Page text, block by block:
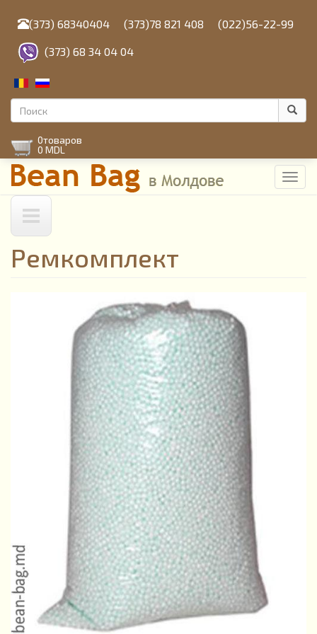
содержанию
(373) 68340404 (373)78 821 408 (022)56-22-99
(373) 68 34 04 04
Форма
поиска
0товаров
0 MDL
Ремкомплект